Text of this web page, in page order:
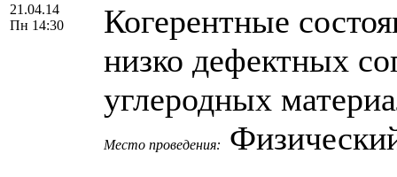
21.04.14
Пн 14:30
Когерентные
низко дефектных
углеродных
Место проведения: